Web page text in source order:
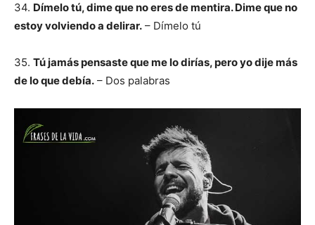
34. Dímelo tú, dime que no eres de mentira. Dime que no
estoy volviendo a delirar. – Dímelo tú
35. Tú jamás pensaste que me lo dirías, pero yo dije más
de lo que debía. – Dos palabras